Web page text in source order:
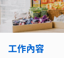
工作內容